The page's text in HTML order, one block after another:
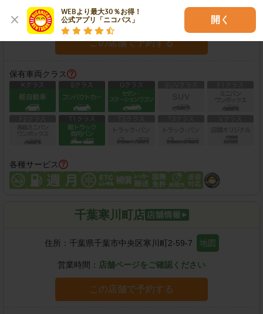
WEBより最大30％お得！
公式アプリ「ニコパス」
開く
営業時間：08:00-20:00
この店舗で予約する
保有車両クラス
各種サービス
千葉寒川町店
住所： 千葉県千葉市中央区寒川町2-59-7 地図
営業時間： 店舗ページをご確認ください
この店舗で予約する